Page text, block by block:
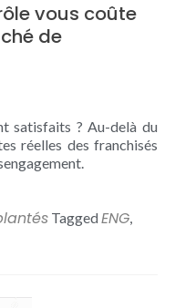
vous coûte
de
satisfaits ? Au-delà du
réelles des franchisés
TaggedENG,